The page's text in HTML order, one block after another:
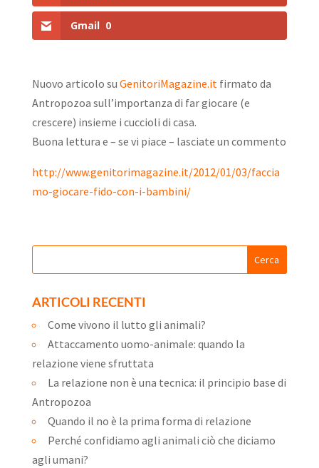
Gmail 0
Nuovo articolo su GenitoriMagazine.itfirmato da
Antropozoa sull’importanza di far giocare (e
crescere) insieme i cuccioli di casa.
Buona lettura e – se vi piace – lasciate un commento
http://www.genitorimagazine.it/2012/01/03/faccia
mo-giocare-fido-con-i-bambini/
ARTICOLI RECENTI
Come vivono il lutto gli animali?
Attaccamento uomo-animale: quando la
relazione viene sfruttata
La relazione non è una tecnica: il principio base di
Antropozoa
Quando il no è la prima forma di relazione
Perché confidiamo agli animali ciò che diciamo
agli umani?